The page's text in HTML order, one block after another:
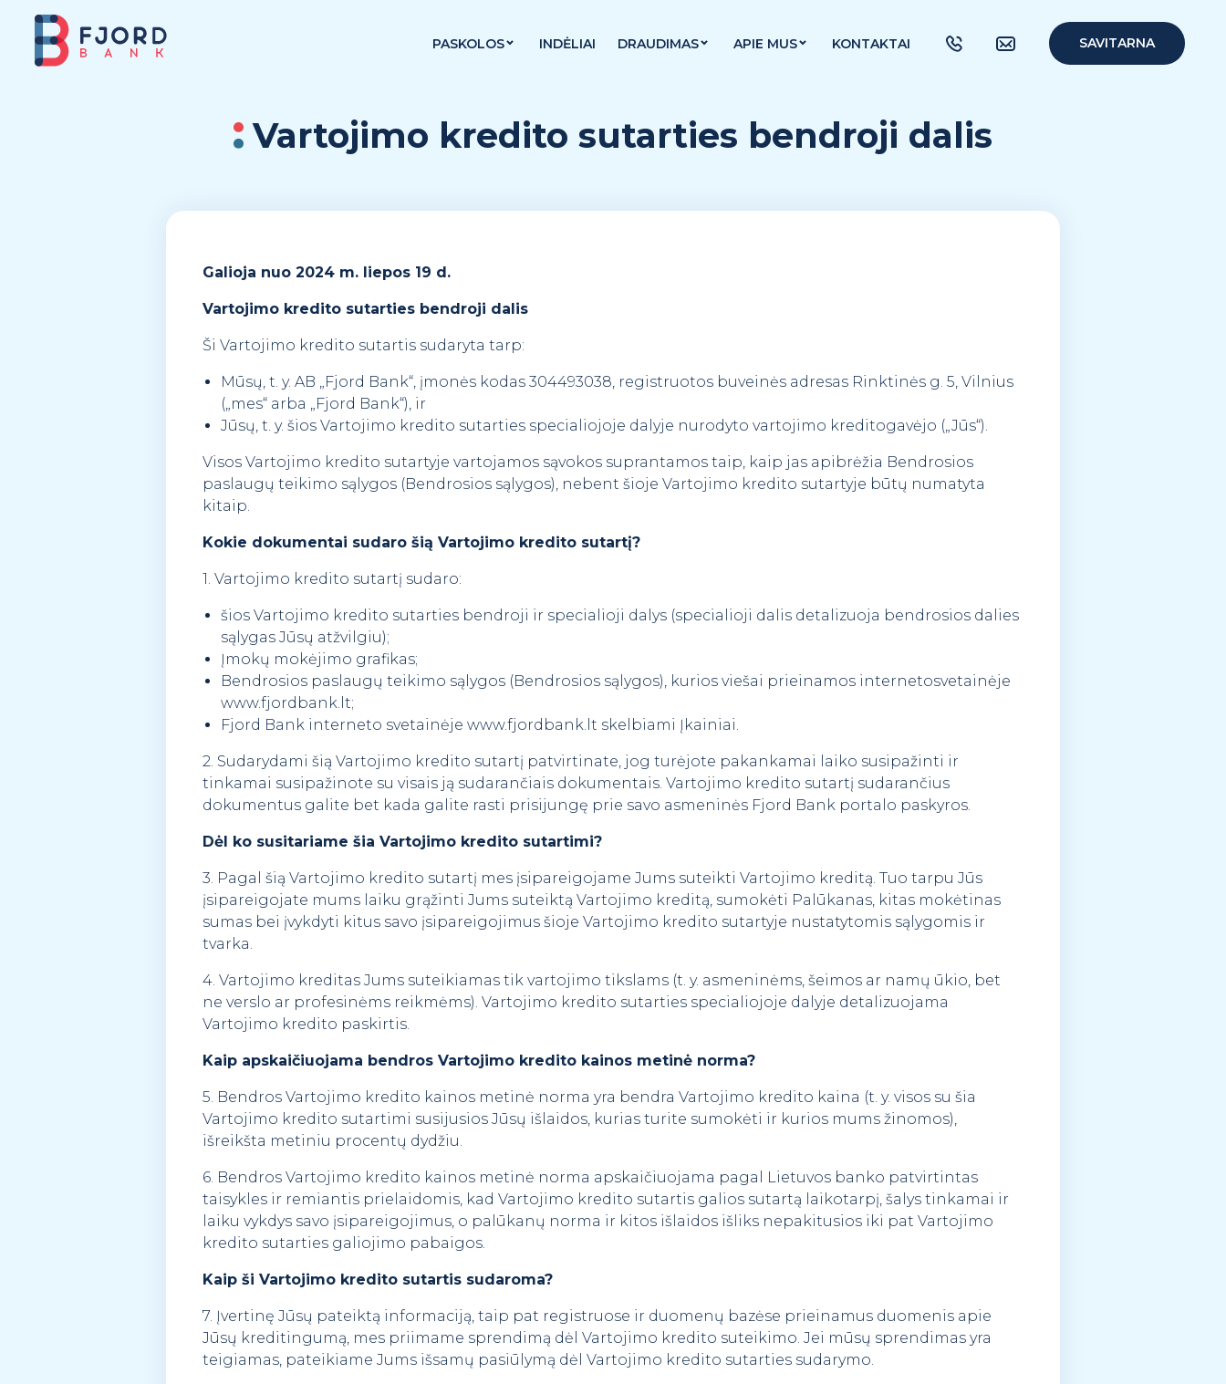
PASKOLOS INDĖLIAI DRAUDIMAS APIE MUS KONTAKTAI SAVITARNA
Vartojimo kredito sutarties bendroji dalis
Galioja nuo 2024 m. liepos 19 d.
Vartojimo kredito sutarties bendroji dalis
Ši Vartojimo kredito sutartis sudaryta tarp:
Mūsų, t. y. AB „Fjord Bank“, įmonės kodas 304493038, registruotos buveinės adresas Rinktinės g. 5, Vilnius
(„mes“ arba „Fjord Bank“), ir
Jūsų, t. y. šios Vartojimo kredito sutarties specialiojoje dalyje nurodyto vartojimo kreditogavėjo („Jūs“).
Visos Vartojimo kredito sutartyje vartojamos sąvokos suprantamos taip, kaip jas apibrėžia Bendrosios
paslaugų teikimo sąlygos (Bendrosios sąlygos), nebent šioje Vartojimo kredito sutartyje būtų numatyta
kitaip.
Kokie dokumentai sudaro šią Vartojimo kredito sutartį?
1. Vartojimo kredito sutartį sudaro:
šios Vartojimo kredito sutarties bendroji ir specialioji dalys (specialioji dalis detalizuoja bendrosios dalies
sąlygas Jūsų atžvilgiu);
Įmokų mokėjimo grafikas;
Bendrosios paslaugų teikimo sąlygos (Bendrosios sąlygos), kurios viešai prieinamos internetosvetainėje
www.fjordbank.lt;
Fjord Bank interneto svetainėje www.fjordbank.lt skelbiami Įkainiai.
2. Sudarydami šią Vartojimo kredito sutartį patvirtinate, jog turėjote pakankamai laiko susipažinti ir
tinkamai susipažinote su visais ją sudarančiais dokumentais. Vartojimo kredito sutartį sudarančius
dokumentus galite bet kada galite rasti prisijungę prie savo asmeninės Fjord Bank portalo paskyros.
Dėl ko susitariame šia Vartojimo kredito sutartimi?
3. Pagal šią Vartojimo kredito sutartį mes įsipareigojame Jums suteikti Vartojimo kreditą. Tuo tarpu Jūs
įsipareigojate mums laiku grąžinti Jums suteiktą Vartojimo kreditą, sumokėti Palūkanas, kitas mokėtinas
sumas bei įvykdyti kitus savo įsipareigojimus šioje Vartojimo kredito sutartyje nustatytomis sąlygomis ir
tvarka.
4. Vartojimo kreditas Jums suteikiamas tik vartojimo tikslams (t. y. asmeninėms, šeimos ar namų ūkio, bet
ne verslo ar profesinėms reikmėms). Vartojimo kredito sutarties specialiojoje dalyje detalizuojama
Vartojimo kredito paskirtis.
Kaip apskaičiuojama bendros Vartojimo kredito kainos metinė norma?
5. Bendros Vartojimo kredito kainos metinė norma yra bendra Vartojimo kredito kaina (t. y. visos su šia
Vartojimo kredito sutartimi susijusios Jūsų išlaidos, kurias turite sumokėti ir kurios mums žinomos),
išreikšta metiniu procentų dydžiu.
6. Bendros Vartojimo kredito kainos metinė norma apskaičiuojama pagal Lietuvos banko patvirtintas
taisykles ir remiantis prielaidomis, kad Vartojimo kredito sutartis galios sutartą laikotarpį, šalys tinkamai ir
laiku vykdys savo įsipareigojimus, o palūkanų norma ir kitos išlaidos išliks nepakitusios iki pat Vartojimo
kredito sutarties galiojimo pabaigos.
Kaip ši Vartojimo kredito sutartis sudaroma?
7. Įvertinę Jūsų pateiktą informaciją, taip pat registruose ir duomenų bazėse prieinamus duomenis apie
Jūsų kreditingumą, mes priimame sprendimą dėl Vartojimo kredito suteikimo. Jei mūsų sprendimas yra
teigiamas, pateikiame Jums išsamų pasiūlymą dėl Vartojimo kredito sutarties sudarymo.